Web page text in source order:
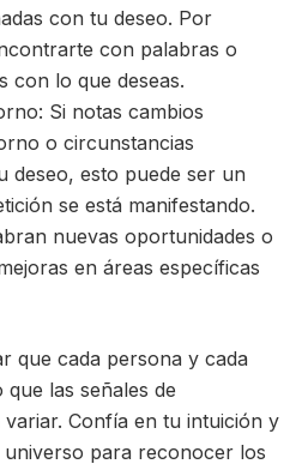
con tu deseo. Por
con palabras o
con lo que deseas.
Si notas cambios
o circunstancias
deseo, esto puede ser un
se está manifestando.
nuevas oportunidades o
en áreas específicas
que cada persona y cada
las señales de
Confía en tu intuición y
para reconocer los